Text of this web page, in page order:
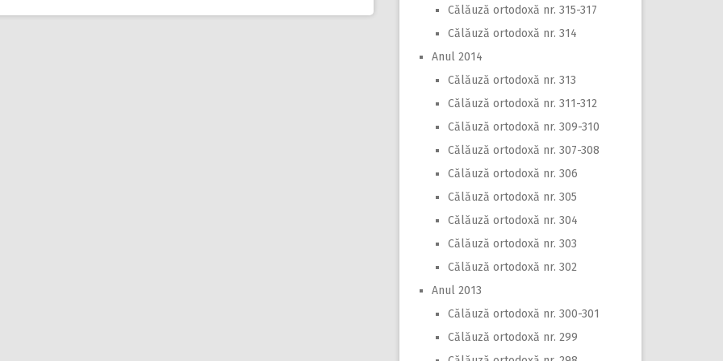
Călăuză ortodoxă nr. 315-317
Călăuză ortodoxă nr. 314
Anul 2014
Călăuză ortodoxă nr. 313
Călăuză ortodoxă nr. 311-312
Călăuză ortodoxă nr. 309-310
Călăuză ortodoxă nr. 307-308
Călăuză ortodoxă nr. 306
Călăuză ortodoxă nr. 305
Călăuză ortodoxă nr. 304
Călăuză ortodoxă nr. 303
Călăuză ortodoxă nr. 302
Anul 2013
Călăuză ortodoxă nr. 300-301
Călăuză ortodoxă nr. 299